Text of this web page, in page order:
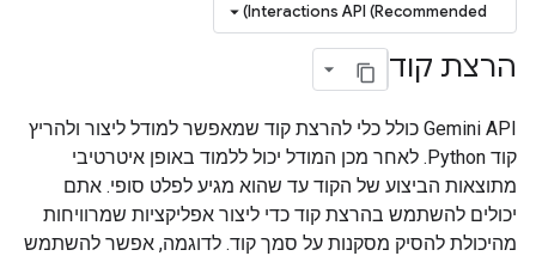
Interactions API (Recommended)
הרצת קוד
‫Gemini API כולל כלי להרצת קוד שמאפשר למודל ליצור ולהריץ
קוד Python. לאחר מכן המודל יכול ללמוד באופן איטרטיבי
מתוצאות הביצוע של הקוד עד שהוא מגיע לפלט סופי. אתם
יכולים להשתמש בהרצת קוד כדי ליצור אפליקציות שמרוויחות
מהיכולת להסיק מסקנות על סמך קוד. לדוגמה, אפשר להשתמש